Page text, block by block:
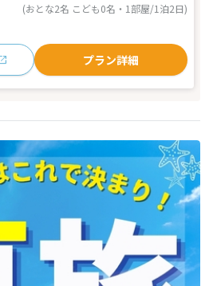
(おとな2名 こども0名・1部屋/1泊2日)
プラン詳細